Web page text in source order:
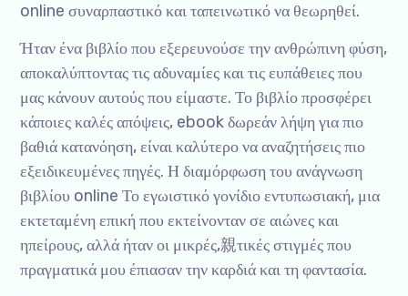
online συναρπαστικό και ταπεινωτικό να θεωρηθεί.
Ήταν ένα βιβλίο που εξερευνούσε την ανθρώπινη φύση,
αποκαλύπτοντας τις αδυναμίες και τις ευπάθειες που
μας κάνουν αυτούς που είμαστε. Το βιβλίο προσφέρει
κάποιες καλές απόψεις, ebook δωρεάν λήψη για πιο
βαθιά κατανόηση, είναι καλύτερο να αναζητήσεις πιο
εξειδικευμένες πηγές. Η διαμόρφωση του ανάγνωση
βιβλίου online Το εγωιστικό γονίδιο εντυπωσιακή, μια
εκτεταμένη επική που εκτείνονταν σε αιώνες και
ηπείρους, αλλά ήταν οι μικρές,親τικές στιγμές που
πραγματικά μου έπιασαν την καρδιά και τη φαντασία.